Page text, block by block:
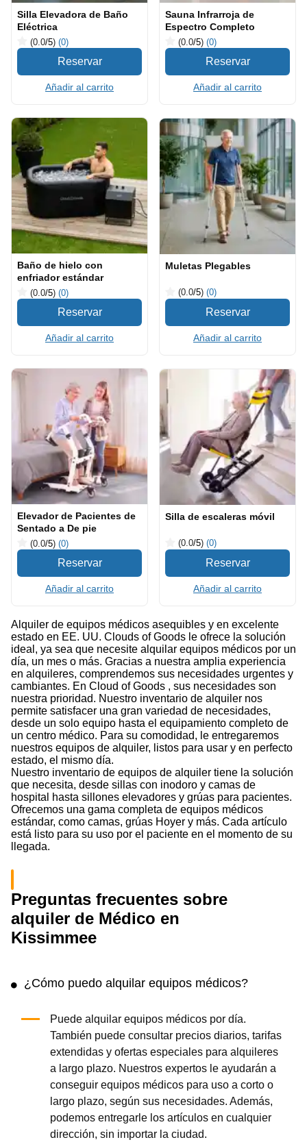
Silla Elevadora de Baño
Eléctrica
(0.0/5) (0)
Añadir al carrito
Sauna Infrarroja de
Espectro Completo
(0.0/5) (0)
Añadir al carrito
Baño de hielo con
enfriador estándar
(0.0/5) (0)
Añadir al carrito
Muletas Plegables
(0.0/5) (0)
Añadir al carrito
Elevador de Pacientes de
Sentado a De pie
(0.0/5) (0)
Añadir al carrito
Silla de escaleras móvil
(0.0/5) (0)
Añadir al carrito
Alquiler de equipos médicos asequibles y en excelente
estado en EE. UU. Clouds of Goods le ofrece la solución
ideal, ya sea que necesite alquilar equipos médicos por un
día, un mes o más. Gracias a nuestra amplia experiencia
en alquileres, comprendemos sus necesidades urgentes y
cambiantes. En Cloud of Goods , sus necesidades son
nuestra prioridad. Nuestro inventario de alquiler nos
permite satisfacer una gran variedad de necesidades,
desde un solo equipo hasta el equipamiento completo de
un centro médico. Para su comodidad, le entregaremos
nuestros equipos de alquiler, listos para usar y en perfecto
estado, el mismo día.
Nuestro inventario de equipos de alquiler tiene la solución
que necesita, desde sillas con inodoro y camas de
hospital hasta sillones elevadores y grúas para pacientes.
Ofrecemos una gama completa de equipos médicos
estándar, como camas, grúas Hoyer y más. Cada artículo
está listo para su uso por el paciente en el momento de su
llegada.
Preguntas frecuentes sobre
alquiler de Médico en
Kissimmee
¿Cómo puedo alquilar equipos médicos?
Puede alquilar equipos médicos por día.
También puede consultar precios diarios, tarifas
extendidas y ofertas especiales para alquileres
a largo plazo. Nuestros expertos le ayudarán a
conseguir equipos médicos para uso a corto o
largo plazo, según sus necesidades. Además,
podemos entregarle los artículos en cualquier
dirección, sin importar la ciudad.